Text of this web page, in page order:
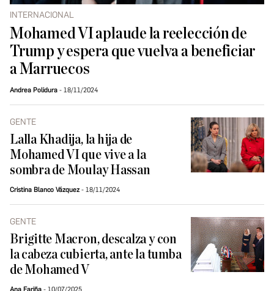
INTERNACIONAL
Mohamed VI aplaude la reelección de
Trump y espera que vuelva a beneficiar
a Marruecos
Andrea Polidura 18/11/2024
GENTE
Lalla Khadija, la hija de
Mohamed VI que vive a la
sombra de Moulay Hassan
Cristina Blanco Vázquez 18/11/2024
GENTE
Brigitte Macron, descalza y con
la cabeza cubierta, ante la tumba
de Mohamed V